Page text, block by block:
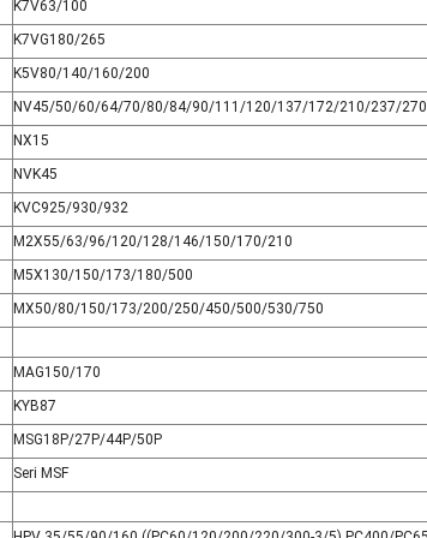
K7V63/100
K7VG180/265
K5V80/140/160/200
NV45/50/60/64/70/80/84/90/111/120/137/172/210/237/270
NX15
NVK45
KVC925/930/932
M2X55/63/96/120/128/146/150/170/210
M5X130/150/173/180/500
MX50/80/150/173/200/250/450/500/530/750
MAG150/170
KYB87
MSG18P/27P/44P/50P
Seri MSF